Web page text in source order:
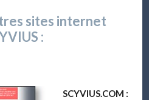
sites internet
:
SCYVIUS.COM :